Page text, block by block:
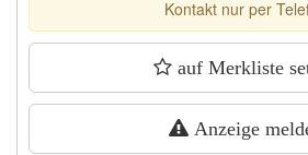
Kontakt nur per
auf Merkliste
Anzeige